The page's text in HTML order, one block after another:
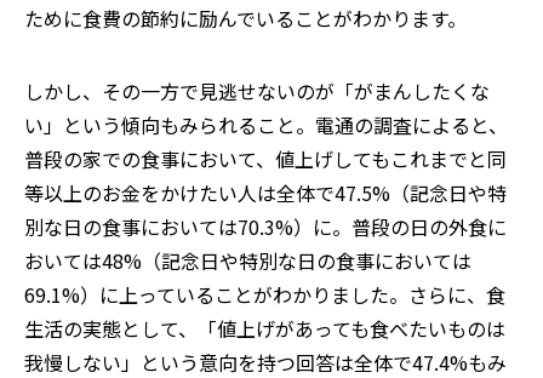
ために食費の節約に励んでいることがわかります。
しかし、その一方で見逃せないのが「がまんしたくな
い」という傾向もみられること。電通の調査によると、
普段の家での食事において、値上げしてもこれまでと同
等以上のお金をかけたい人は全体で47.5%（記念日や特
別な日の食事においては70.3%） に。普段の日の外食に
おいては48%（記念日や特別な日の食事においては
69.1%）に上っていることがわかりました。さらに、食
生活の実態として、「値上げがあっても食べたいものは
我慢しない」という意向を持つ回答は全体で47.4%もみ